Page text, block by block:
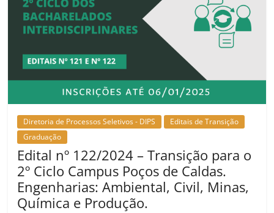
Diretoria de Processos Seletivos - DIPS
Editais de Transição
Graduação
Edital nº 122/2024 – Transição para o
2º Ciclo Campus Poços de Caldas.
Engenharias: Ambiental, Civil, Minas,
Química e Produção.